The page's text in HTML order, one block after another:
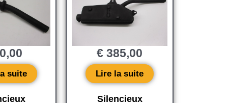
suite
Silencieux
€ 385,00
Lire la suite